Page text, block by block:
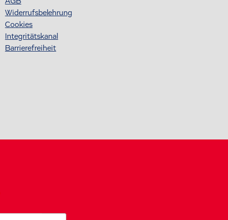
Widerrufsbelehrung
Cookies
Integritätskanal
Barrierefreiheit